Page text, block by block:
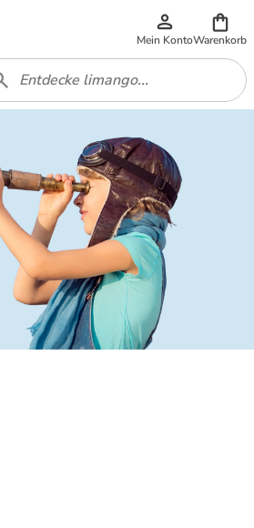
Mein KontoWarenkorb